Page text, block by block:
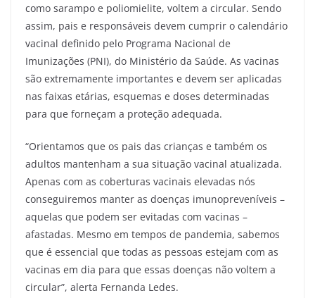
como sarampo e poliomielite, voltem a circular. Sendo
assim, pais e responsáveis devem cumprir o calendário
vacinal definido pelo Programa Nacional de
Imunizações (PNI), do Ministério da Saúde. As vacinas
são extremamente importantes e devem ser aplicadas
nas faixas etárias, esquemas e doses determinadas
para que forneçam a proteção adequada.
“Orientamos que os pais das crianças e também os
adultos mantenham a sua situação vacinal atualizada.
Apenas com as coberturas vacinais elevadas nós
conseguiremos manter as doenças imunopreveníveis –
aquelas que podem ser evitadas com vacinas –
afastadas. Mesmo em tempos de pandemia, sabemos
que é essencial que todas as pessoas estejam com as
vacinas em dia para que essas doenças não voltem a
circular”, alerta Fernanda Ledes.